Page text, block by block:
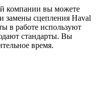
компании вы можете
замены сцепления Haval
в работе используют
стандарты. Вы
время.